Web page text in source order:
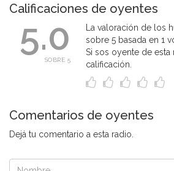
Calificaciones de oyentes
5.0
SOBRE 5
La valoración de los
sobre 5 basada en 1
Si sos oyente de
calificación.
Comentarios de oyentes
Dejá tu comentario a esta radio.